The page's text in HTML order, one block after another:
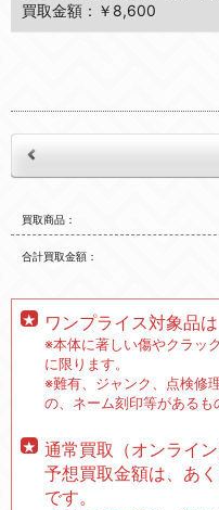
買取金額：￥8,600
買取商品
合計買取金額
ワンプライス対象品
※本体に著しい傷やクラッ
に限ります。
※難有、ジャンク、点検修
の、ネーム刻印等があるも
通常買取（オンライ
予想買取金額は、あ
です。